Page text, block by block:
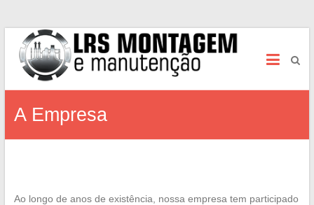
LRS Manutenção e Montagem
A Empresa
Ao longo de anos de existência, nossa empresa tem participado